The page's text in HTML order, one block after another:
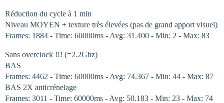
Réduction du cycle à 1 min
Niveau MOYEN + texture très élevées (pas de grand apport visuel)
Frames: 1884 - Time: 60000ms - Avg: 31.400 - Min: 2 - Max: 83
Sans overclock !!! (=2.2Ghz)
BAS
Frames: 4462 - Time: 60000ms - Avg: 74.367 - Min: 44 - Max: 87
BAS 2X anticrénelage
Frames: 3011 - Time: 60000ms - Avg: 50.183 - Min: 23 - Max: 74